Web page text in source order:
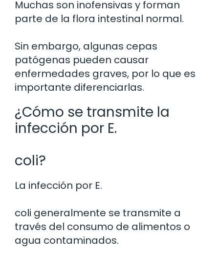
Muchas son inofensivas y forman
parte de la flora intestinal normal.
Sin embargo, algunas cepas
patógenas pueden causar
enfermedades graves, por lo que es
importante diferenciarlas.
¿Cómo se transmite la
infección por E.
coli?
La infección por E.
coli generalmente se transmite a
través del consumo de alimentos o
agua contaminados.